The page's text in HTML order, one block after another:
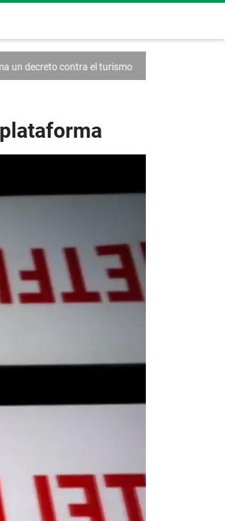
el turismo Francia anuncia un caso de